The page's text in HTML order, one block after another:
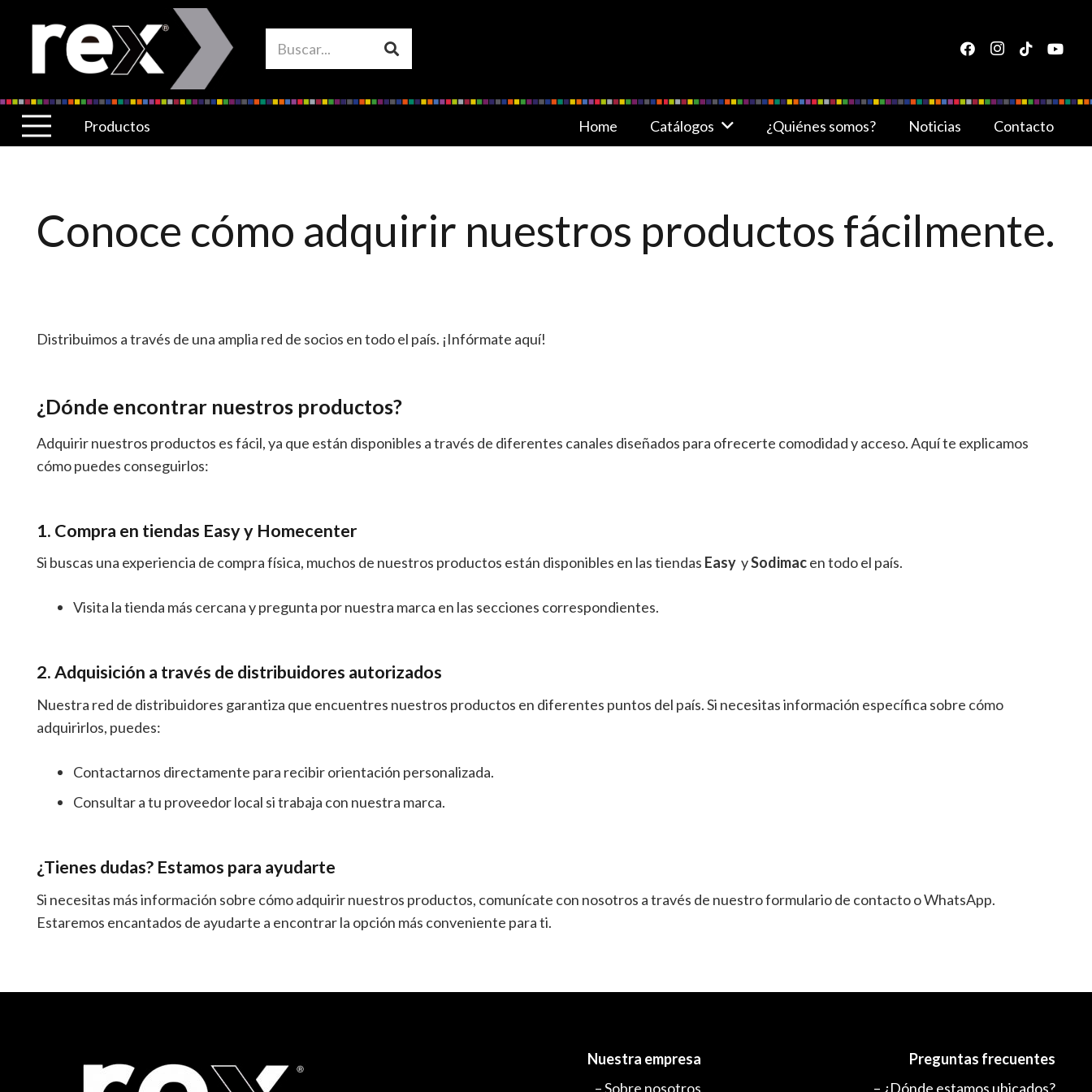
Productos Home Catálogos ¿Quiénes somos? Noticias Contacto
Conoce cómo adquirir nuestros productos fácilmente.
Distribuimos a través de una amplia red de socios en todo el país. ¡Infórmate aquí!
¿Dónde encontrar nuestros productos?
Adquirir nuestros productos es fácil, ya que están disponibles a través de diferentes canales diseñados para ofrecerte comodidad y acceso. Aquí te explicamos
cómo puedes conseguirlos:
1. Compra en tiendas Easy y Homecenter
Si buscas una experiencia de compra física, muchos de nuestros productos están disponibles en las tiendas Easy ySodimacen todo el país.
Visita la tienda más cercana y pregunta por nuestra marca en las secciones correspondientes.
2. Adquisición a través de distribuidores autorizados
Nuestra red de distribuidores garantiza que encuentres nuestros productos en diferentes puntos del país. Si necesitas información específica sobre cómo
adquirirlos, puedes:
Contactarnos directamente para recibir orientación personalizada.
Consultar a tu proveedor local si trabaja con nuestra marca.
¿Tienes dudas? Estamos para ayudarte
Si necesitas más información sobre cómo adquirir nuestros productos, comunícate con nosotros a través de nuestro formulario de contacto o WhatsApp.
Estaremos encantados de ayudarte a encontrar la opción más conveniente para ti.
Nuestra empresa
– Sobre nosotros
Preguntas frecuentes
– ¿Dónde estamos ubicados?